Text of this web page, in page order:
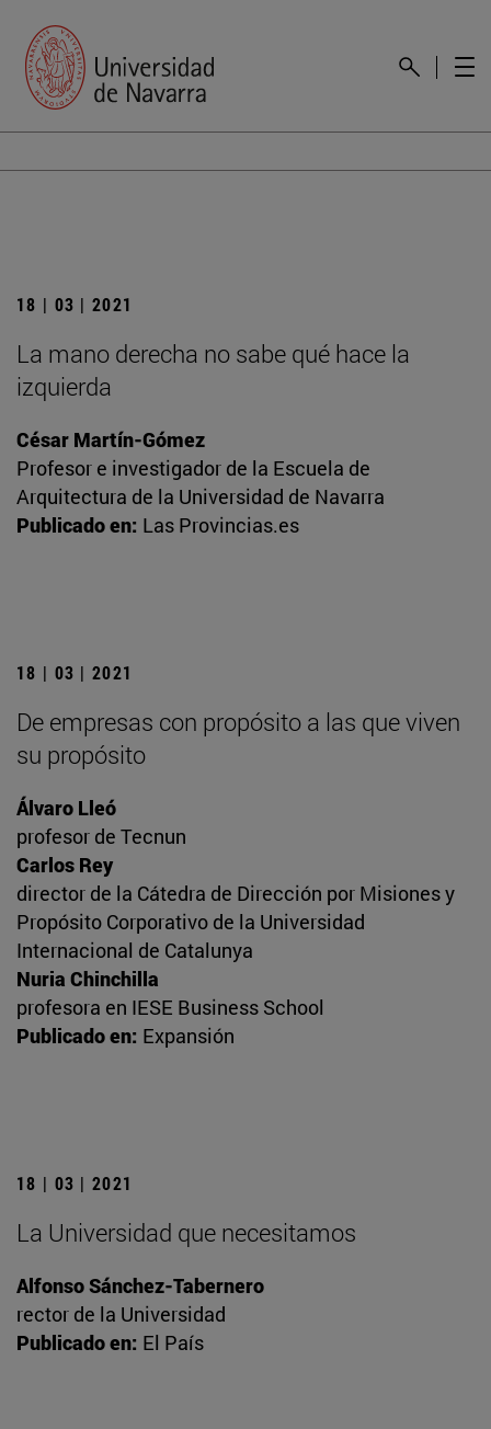
18 | 03 | 2021
La mano derecha no sabe qué hace la
izquierda
César Martín-Gómez
Profesor e investigador de la Escuela de
Arquitectura de la Universidad de Navarra
Publicado en: Las Provincias.es
18 | 03 | 2021
De empresas con propósito a las que viven
su propósito
Álvaro Lleó
profesor de Tecnun
Carlos Rey
director de la Cátedra de Dirección por Misiones y
Propósito Corporativo de la Universidad
Internacional de Catalunya
Nuria Chinchilla
profesora en IESE Business School
Publicado en: Expansión
18 | 03 | 2021
La Universidad que necesitamos
Alfonso Sánchez-Tabernero
rector de la Universidad
Publicado en: El País